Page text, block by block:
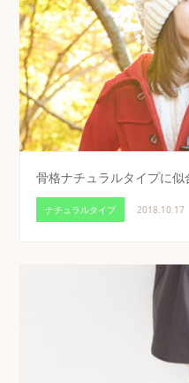
骨格ナチュラルタイプに似
ナチュラルタイプ 2018.10.17